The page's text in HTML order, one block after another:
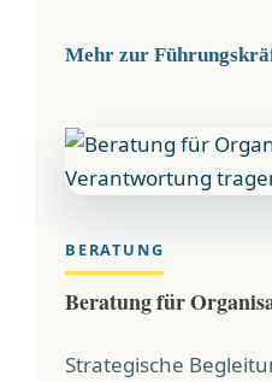
Mehr zur
BERATUNG
Beratung für
Strategische